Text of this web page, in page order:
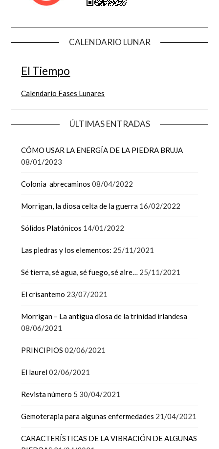
CALENDARIO LUNAR
El Tiempo
Calendario Fases Lunares
ÚLTIMAS ENTRADAS
CÓMO USAR LA ENERGÍA DE LA PIEDRA BRUJA
08/01/2023
Colonia abrecaminos 08/04/2022
Morrigan, la diosa celta de la guerra 16/02/2022
Sólidos Platónicos 14/01/2022
Las piedras y los elementos: 25/11/2021
Sé tierra, sé agua, sé fuego, sé aire… 25/11/2021
El crisantemo 23/07/2021
Morrigan – La antigua diosa de la trinidad irlandesa
08/06/2021
PRINCIPIOS 02/06/2021
El laurel02/06/2021
Revista número 5 30/04/2021
Gemoterapia para algunas enfermedades 21/04/2021
CARACTERÍSTICAS DE LA VIBRACIÓN DE ALGUNAS